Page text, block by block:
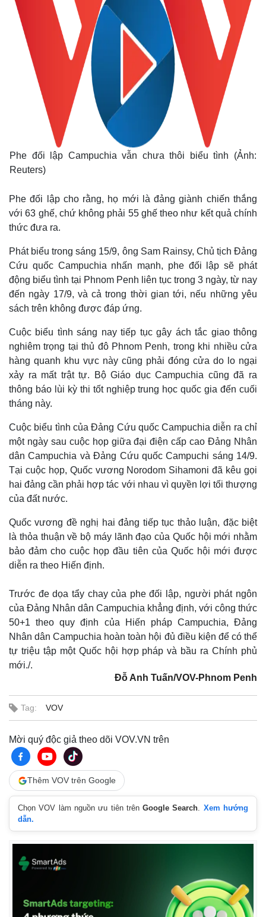
Thế giới
Quan sát
Multimedia
Infographic
Phe đối lập Campuchia vẫn chưa thôi biểu tình (Ảnh:
Reuters)
Phe đối lập cho rằng, họ mới là đảng giành chiến thắng
với 63 ghế, chứ không phải 55 ghế theo như kết quả chính
thức đưa ra.
Phát biểu trong sáng 15/9, ông Sam Rainsy, Chủ tịch Đảng
Cứu quốc Campuchia nhấn mạnh, phe đối lập sẽ phát
động biểu tình tại Phnom Penh liên tục trong 3 ngày, từ nay
đến ngày 17/9, và cả trong thời gian tới, nếu những yêu
sách trên không được đáp ứng.
Cuộc biểu tình sáng nay tiếp tục gây ách tắc giao thông
nghiêm trọng tại thủ đô Phnom Penh, trong khi nhiều cửa
hàng quanh khu vực này cũng phải đóng cửa do lo ngại
xảy ra mất trật tự. Bộ Giáo dục Campuchia cũng đã ra
thông báo lùi kỳ thi tốt nghiệp trung học quốc gia đến cuối
tháng này.
Cuộc biểu tình của Đảng Cứu quốc Campuchia diễn ra chỉ
một ngày sau cuộc họp giữa đại điện cấp cao Đảng Nhân
dân Campuchia và Đảng Cứu quốc Campuchi sáng 14/9.
Tại cuộc họp, Quốc vương Norodom Sihamoni đã kêu gọi
hai đảng cần phải hợp tác với nhau vì quyền lợi tối thượng
của đất nước.
Quốc vương đề nghị hai đảng tiếp tục thảo luận, đặc biệt
là thỏa thuận về bộ máy lãnh đạo của Quốc hội mới nhằm
bảo đảm cho cuộc họp đầu tiên của Quốc hội mới được
diễn ra theo Hiến định.
Trước đe dọa tẩy chay của phe đối lập, người phát ngôn
của Đảng Nhân dân Campuchia khẳng định, với công thức
50+1 theo quy định của Hiến pháp Campuchia, Đảng
Nhân dân Campuchia hoàn toàn hội đủ điều kiện để có thể
tự triệu tập một Quốc hội hợp pháp và bầu ra Chính phủ
mới./.
Đỗ Anh Tuấn/VOV-Phnom Penh
Tag: VOV
Mời quý độc giả theo dõi VOV.VN trên
Thêm VOV trên Google
Chọn VOV làm nguồn ưu tiên trênGoogle Search. Xem hướng
dẫn.